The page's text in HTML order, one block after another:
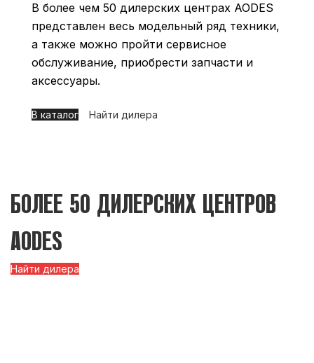
В более чем 50 дилерских центрах AODES
представлен весь модельный ряд техники,
а также можно пройти сервисное
обслуживание, приобрести запчасти и
аксессуары.
В каталог Найти дилера
БОЛЕЕ 50 ДИЛЕРСКИХ ЦЕНТРОВ
AODES
Найти дилера